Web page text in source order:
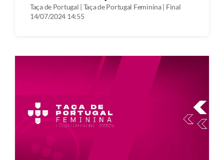
Taça de Portugal | Taça de Portugal Feminina | Final
14/07/2024 14:55